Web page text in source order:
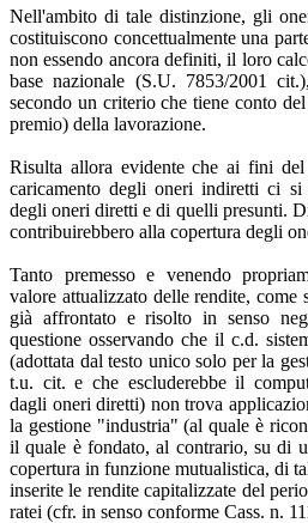
Nell'ambito di tale distinzione, gli
costituiscono concettualmente una
non essendo ancora definiti, il loro
base nazionale (S.U. 7853/2001
secondo un criterio che tiene conto
premio) della lavorazione.
Risulta allora evidente che ai fini
caricamento degli oneri indiretti ci si
degli oneri diretti e di quelli presunti.
contribuirebbero alla copertura degli
Tanto premesso e venendo
valore attualizzato delle rendite, come
già affrontato e risolto in senso
questione osservando che il c.d.
(adottata dal testo unico solo per la
t.u. cit. e che escluderebbe il
dagli oneri diretti) non trova
la gestione "industria" (al quale è
il quale è fondato, al contrario, su di
copertura in funzione mutualistica, di
inserite le rendite capitalizzate del
ratei (cfr. in senso conforme Cass. n.